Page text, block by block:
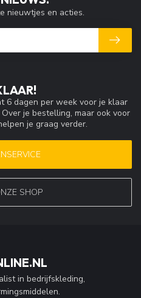
6 dagen per week voor je klaar
je bestelling, maar ook voor
je graag verder.
SHOP
nieuwtjes en acties.
in bedrijfskleding,